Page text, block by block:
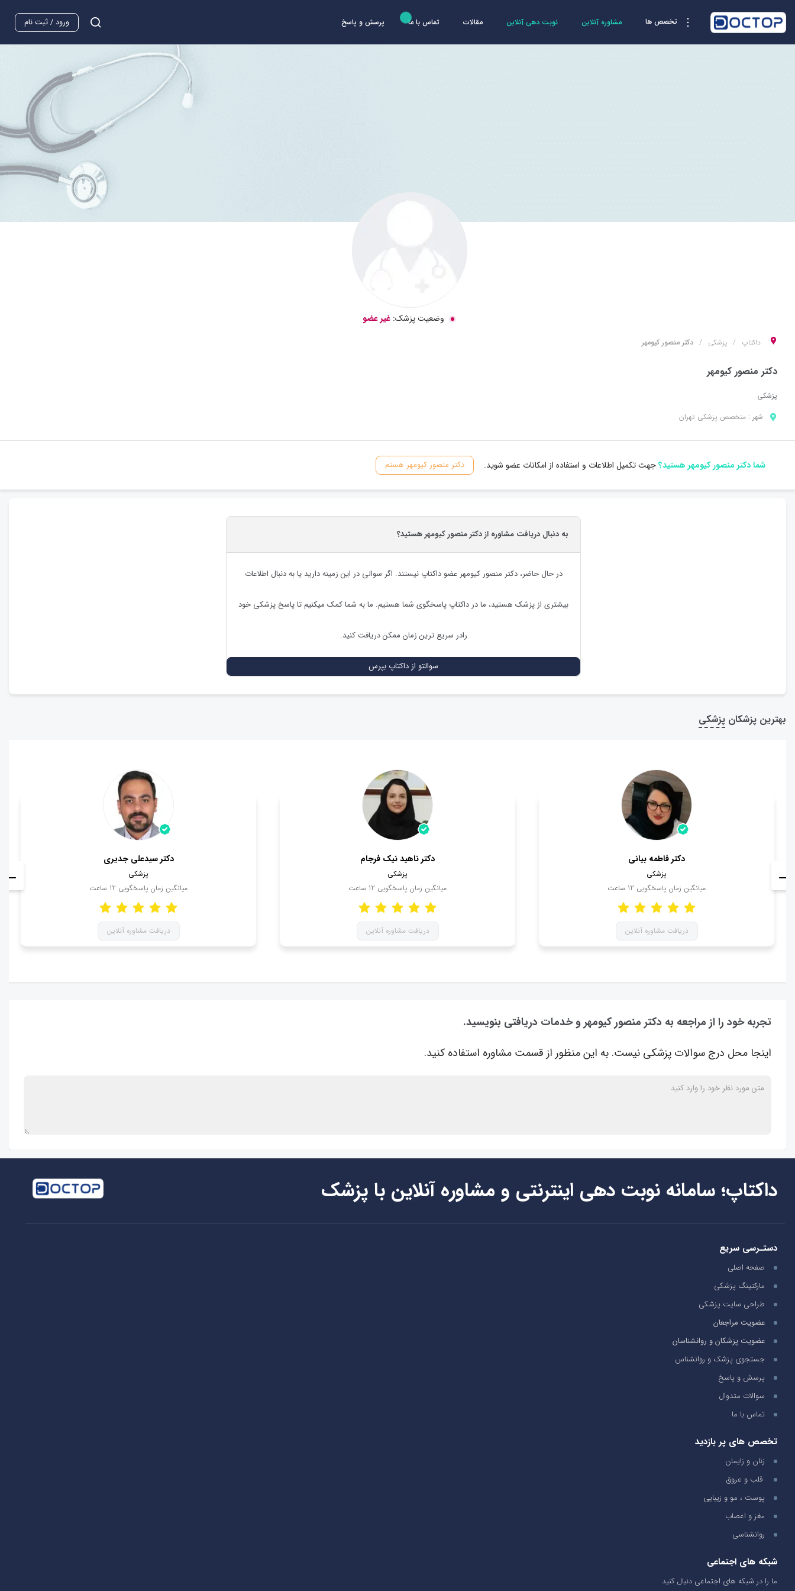
تخصص ها مشاوره آنلاین نوبت دهی آنلاین مقالات تماس با ما پرسش و پاسخ ورود / ثبت نام
وضعیت پزشک: غیر عضو
داکتاپ پزشکی دکتر منصور کیومهر
دکتر منصور کیومهر
پزشکی
شهر : متخصص پزشکی تهران
شما دکتر منصور کیومهر هستید؟جهت تکمیل اطلاعات و استفاده از امکانات عضو شوید. دکتر منصور کیومهر هستم
به دنبال دریافت مشاوره از دکتر منصور کیومهر هستید؟
در حال حاضر،دکتر منصور کیومهرعضو داکتاپ نیستند. اگر سوالی در این زمینه دارید یا به دنبال اطلاعات
بیشتری از پزشک هستید، ما در داکتاپ پاسخگوی شما هستیم. ما به شما کمک میکنیم تا پاسخ پزشکی خود
رادر سریع ترین زمان ممکن دریافت کنید.
سوالتو از داکتاپ بپرس
بهترین پزشکان پزشکی
دکتر سیدعلی جدیری
پزشکی
میانگین زمان پاسخگویی 12 ساعت
دریافت مشاوره آنلاین
دکتر ناهید نیک فرجام
پزشکی
میانگین زمان پاسخگویی 12 ساعت
دریافت مشاوره آنلاین
دکتر فاطمه بیانی
پزشکی
میانگین زمان پاسخگویی 12 ساعت
دریافت مشاوره آنلاین
تجربه خود را از مراجعه به دکتر منصور کیومهر و خدمات دریافتی بنویسید.
اینجا محل درج سوالات پزشکی نیست. به این منظور از قسمت مشاوره استفاده کنید.
داکتاپ؛ سامانه نوبت دهی اینترنتی و مشاوره آنلاین با پزشک
دستـرسی سریع
صفحه اصلی
مارکتینگ پزشکی
طراحی سایت پزشکی
عضویت مراجعان
عضویت پزشکان و روانشناسان
جستجوی پزشک و روانشناس
پرسش و پاسخ
سوالات متدوال
تماس با ما
تخصص های پر بازدید
زنان و زایمان
قلب و عروق
پوست ، مو و زیبایی
مغز و اعصاب
روانشناسی
شبکه های اجتماعی
ما را در شبکه های اجتماعی دنبال کنید